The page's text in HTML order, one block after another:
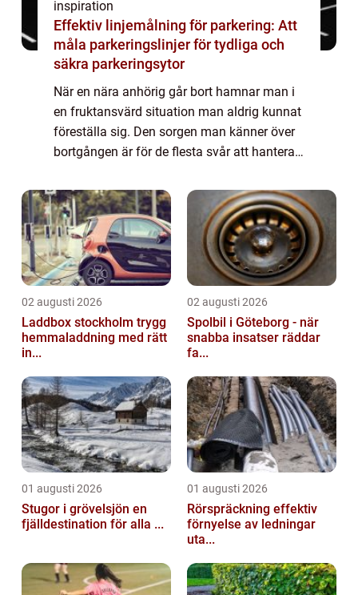
inspiration
Effektiv linjemålning för parkering: Att
måla parkeringslinjer för tydliga och
säkra parkeringsytor
När en nära anhörig går bort hamnar man i
en fruktansvärd situation man aldrig kunnat
föreställa sig. Den sorgen man känner över
bortgången är för de flesta svår att hantera,
02 augusti 2026
Laddbox stockholm trygg
hemmaladdning med rätt
in...
02 augusti 2026
Spolbil i Göteborg - när
snabba insatser räddar
fa...
01 augusti 2026
Stugor i grövelsjön en
fjälldestination för alla ...
01 augusti 2026
Rörspräckning effektiv
förnyelse av ledningar
uta...